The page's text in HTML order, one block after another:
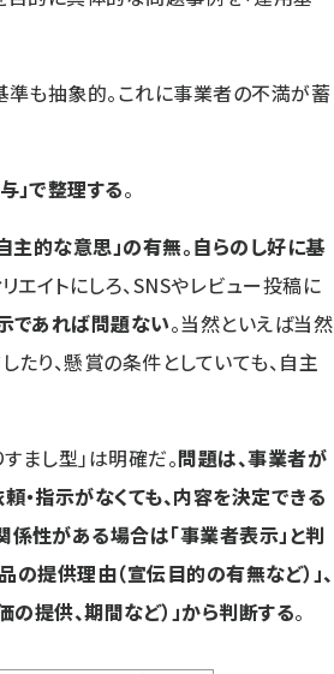
準も抽象的。これに事業者の不満が蓄
」で整理する。
主的な意思」の有無。自らのし好に基
リエイトにしろ、SNSやレビュー投稿に
であれば問題ない。当然といえば当然
り、懸賞の条件としていても、自主
まし型」は明確だ。問題は、事業者が
・指示がなくても、内容を決定できる
性がある場合は「事業者表示」と判
の提供理由（宣伝目的の有無など）」、
の提供、期間など）」から判断する。